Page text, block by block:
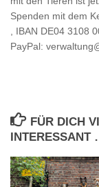
Spenden mit dem
, IBAN DE04 3108
PayPal:
FÜR DICH
INTERESSANT